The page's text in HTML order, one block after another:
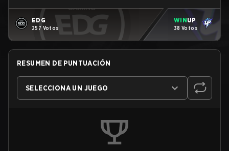
EDG
257 Votos
WINUP
38 Votos
RESUMEN DE PUNTUACIÓN
SELECCIONA UN JUEGO